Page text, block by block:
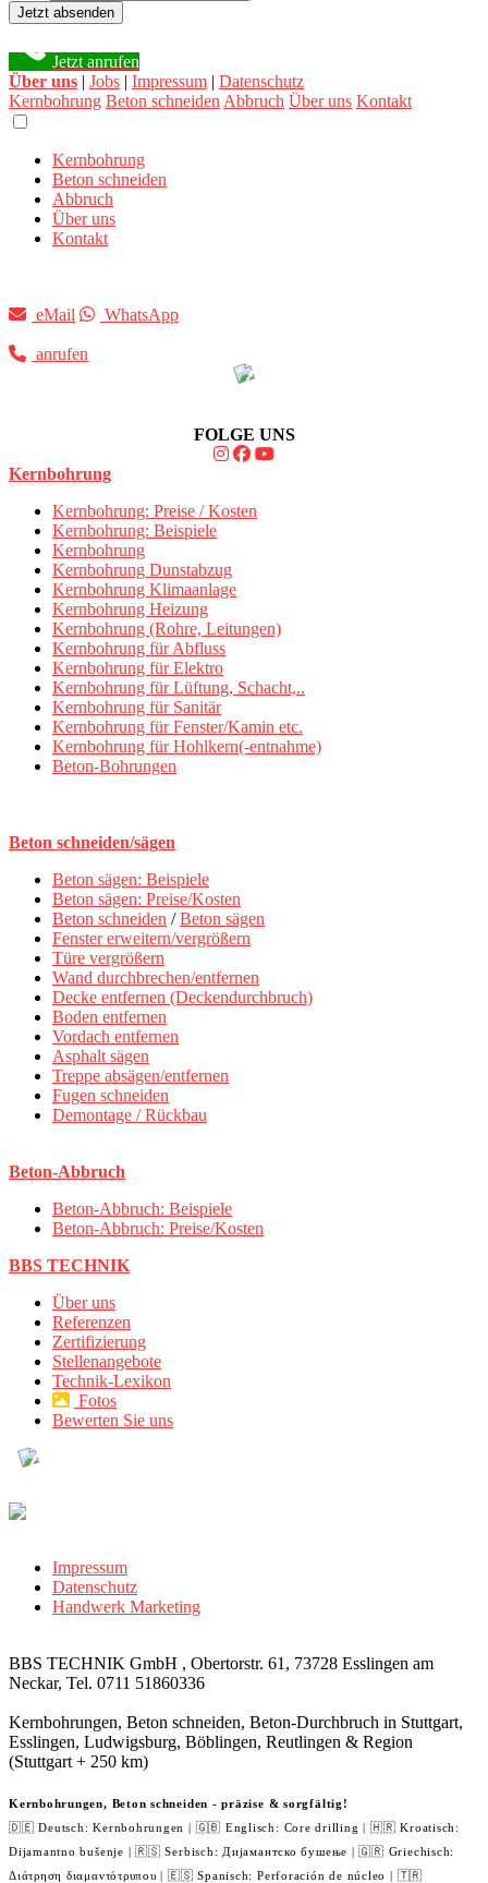
Jetzt absenden
Jetzt anrufen
Über uns | Jobs | Impressum | Datenschutz
Kernbohrung Beton schneiden Abbruch Über uns Kontakt
Kernbohrung
Beton schneiden
Abbruch
Über uns
Kontakt
eMail WhatsApp
anrufen
FOLGE UNS
Kernbohrung
Kernbohrung: Preise / Kosten
Kernbohrung: Beispiele
Kernbohrung
Kernbohrung Dunstabzug
Kernbohrung Klimaanlage
Kernbohrung Heizung
Kernbohrung (Rohre, Leitungen)
Kernbohrung für Abfluss
Kernbohrung für Elektro
Kernbohrung für Lüftung, Schacht,..
Kernbohrung für Sanitär
Kernbohrung für Fenster/Kamin etc.
Kernbohrung für Hohlkern(-entnahme)
Beton-Bohrungen
Beton schneiden/sägen
Beton sägen: Beispiele
Beton sägen: Preise/Kosten
Beton schneiden /Beton sägen
Fenster erweitern/vergrößern
Türe vergrößern
Wand durchbrechen/entfernen
Decke entfernen (Deckendurchbruch)
Boden entfernen
Vordach entfernen
Asphalt sägen
Treppe absägen/entfernen
Fugen schneiden
Demontage / Rückbau
Beton-Abbruch
Beton-Abbruch: Beispiele
Beton-Abbruch: Preise/Kosten
BBS TECHNIK
Über uns
Referenzen
Zertifizierung
Stellenangebote
Technik-Lexikon
Fotos
Bewerten Sie uns
Impressum
Datenschutz
Handwerk Marketing
BBS TECHNIK GmbH , Obertorstr. 61, 73728 Esslingen am
Neckar, Tel. 0711 51860336
Kernbohrungen, Beton schneiden, Beton-Durchbruch in Stuttgart,
Esslingen, Ludwigsburg, Böblingen, Reutlingen & Region
(Stuttgart + 250 km)
Kernbohrungen, Beton schneiden - präzise & sorgfältig!
🇩🇪 Deutsch: Kernbohrungen | 🇬🇧 Englisch: Core drilling | 🇭🇷 Kroatisch:
Dijamantno bušenje | 🇷🇸 Serbisch: Дијамантско бушење | 🇬🇷 Griechisch:
Διάτρηση διαμαντότρυπου | 🇪🇸 Spanisch: Perforación de núcleo | 🇹🇷